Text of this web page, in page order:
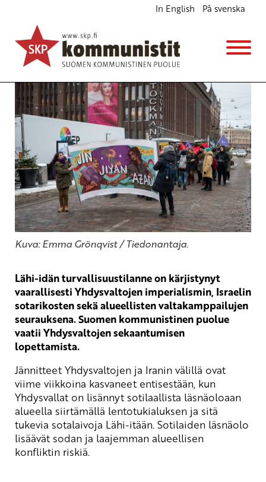
In English På svenska
Lähi-idän kansat täytyy jättää rauhaan
Ajankohtaista
Kannanotot
16.2.2026 - 14:46
Kuva: Emma Grönqvist / Tiedonantaja.
Lähi-idän turvallisuustilanne on kärjistynyt
vaarallisesti Yhdysvaltojen imperialismin, Israelin
sotarikosten sekä alueellisten valtakamppailujen
seurauksena. Suomen kommunistinen puolue
vaatii Yhdysvaltojen sekaantumisen
lopettamista.
Jännitteet Yhdysvaltojen ja Iranin välillä ovat
viime viikkoina kasvaneet entisestään, kun
Yhdysvallat on lisännyt sotilaallista läsnäoloaan
alueella siirtämällä lentotukialuksen ja sitä
tukevia sotalaivoja Lähi-itään. Sotilaiden läsnäolo
lisäävät sodan ja laajemman alueellisen
konfliktin riskiä.